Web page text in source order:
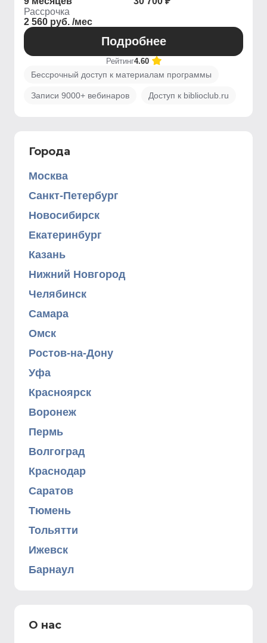
Рассрочка
2 560 руб. /мес
Подробнее
Рейтинг4.60
Бессрочный доступ к материалам программы
Записи 9000+ вебинаров Доступ к biblioclub.ru
Города
Москва
Санкт-Петербург
Новосибирск
Екатеринбург
Казань
Нижний Новгород
Челябинск
Самара
Омск
Ростов-на-Дону
Уфа
Красноярск
Воронеж
Пермь
Волгоград
Краснодар
Саратов
Тюмень
Тольятти
Ижевск
Барнаул
О нас